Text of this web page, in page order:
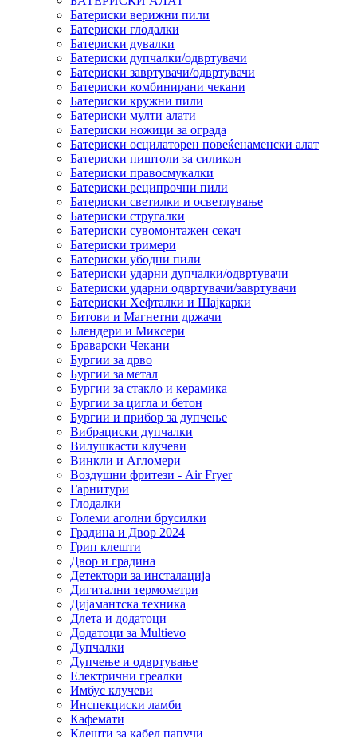
Батериски верижни пили
Батериски глодалки
Батериски дувалки
Батериски дупчалки/одвртувачи
Батериски завртувачи/одвртувачи
Батериски комбинирани чекани
Батериски кружни пили
Батериски мулти алати
Батериски ножици за ограда
Батериски осцилаторен повеќенаменски алат
Батериски пиштоли за силикон
Батериски правосмукалки
Батериски реципрочни пили
Батериски светилки и осветлување
Батериски стругалки
Батериски сувомонтажен секач
Батериски тримери
Батериски убодни пили
Батериски ударни дупчалки/одвртувачи
Батериски ударни одвртувачи/завртувачи
Батериски Хефталки и Шајкарки
Битови и Магнетни држачи
Блендери и Миксери
Браварски Чекани
Бургии за дрво
Бургии за метал
Бургии за стакло и керамика
Бургии за цигла и бетон
Бургии и прибор за дупчење
Вибрациски дупчалки
Вилушкасти клучеви
Винкли и Агломери
Воздушни фритези - Air Fryer
Гарнитури
Глодалки
Големи аголни брусилки
Градина и Двор 2024
Грип клешти
Двор и градина
Детектори за инсталација
Дигитални термометри
Дијамантска техника
Длета и додатоци
Додатоци за Multievo
Дупчалки
Дупчење и одвртување
Електрични греалки
Имбус клучеви
Инспекциски ламби
Кафемати
Клешти за кабел папучи